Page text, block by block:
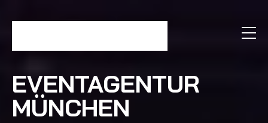
EVENTAGENTUR
MÜNCHEN